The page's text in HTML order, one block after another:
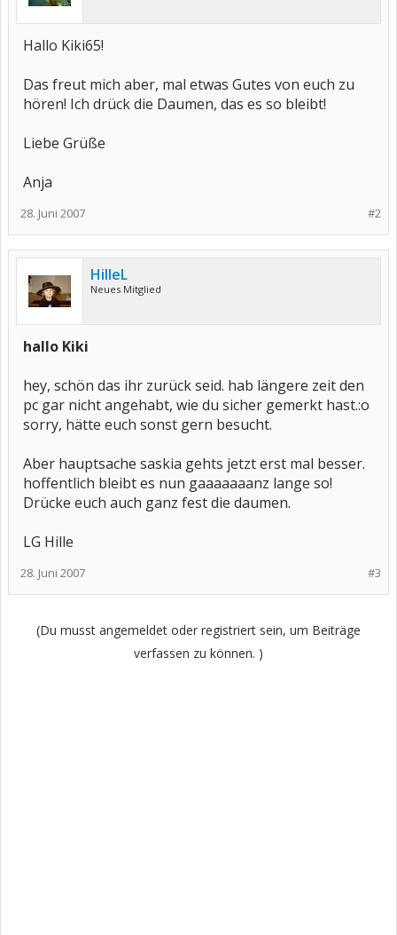
Hallo Kiki65!
Das freut mich aber, mal etwas Gutes von euch zu
hören! Ich drück die Daumen, das es so bleibt!
Liebe Grüße
Anja
#2
28. Juni 2007
HilleL
Neues Mitglied
hallo Kiki
hey, schön das ihr zurück seid. hab längere zeit den
pc gar nicht angehabt, wie du sicher gemerkt hast.:o
sorry, hätte euch sonst gern besucht.
Aber hauptsache saskia gehts jetzt erst mal besser.
hoffentlich bleibt es nun gaaaaaaanz lange so!
Drücke euch auch ganz fest die daumen.
LG Hille
#3
28. Juni 2007
(Du musst angemeldet oder registriert sein, um Beiträge
verfassen zu können. )